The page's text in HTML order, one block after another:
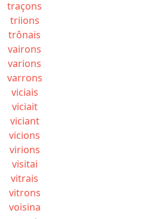
traçons
triions
trônais
vairons
varions
varrons
viciais
viciait
viciant
vicions
virions
visitai
vitrais
vitrons
voisina